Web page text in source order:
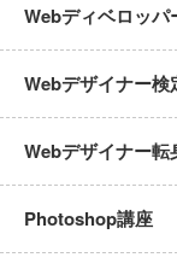
Webディベロッパ
Webデザイナー検
Webデザイナー転
Photoshop講座